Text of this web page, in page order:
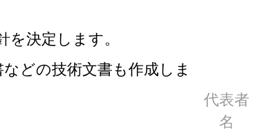
決定します。
どの技術文書も作成しま
代表者
名